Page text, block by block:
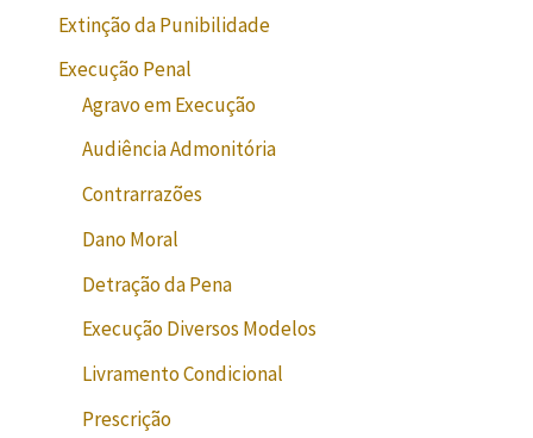
Extinção da Punibilidade
Execução Penal
Agravo em Execução
Audiência Admonitória
Contrarrazões
Dano Moral
Detração da Pena
Execução Diversos Modelos
Livramento Condicional
Prescrição